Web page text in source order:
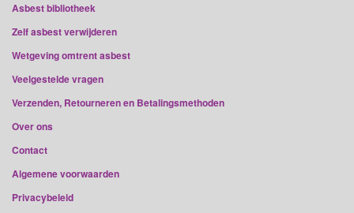
Asbest bibliotheek
Zelf asbest verwijderen
Wetgeving omtrent asbest
Veelgestelde vragen
Verzenden, Retourneren en Betalingsmethoden
Over ons
Contact
Algemene voorwaarden
Privacybeleid